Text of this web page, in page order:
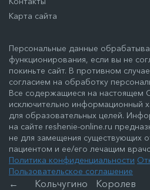
Карта сайта
Персональные данные
функционирования, если вы не
покиньте сайт. В противном
согласием на обработку
Все содержащиеся на настоящем
исключительно информационный
для образовательных целей.
на сайте reshenie-online.ru
не для замещения существующих
пациентом и ее/его лечащим
Политика конфиденциальности
Пользовательское соглашение
← Кольчугино Королев